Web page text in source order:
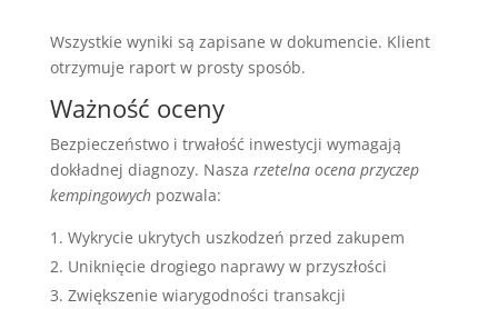
Wszystkie wyniki są zapisane w dokumencie. Klient
otrzymuje raport w prosty sposób.
Ważność oceny
Bezpieczeństwo i trwałość inwestycji wymagają
dokładnej diagnozy. Nasza rzetelna ocena przyczep
kempingowychpozwala:
Wykrycie ukrytych uszkodzeń przed zakupem
Uniknięcie drogiego naprawy w przyszłości
Zwiększenie wiarygodności transakcji